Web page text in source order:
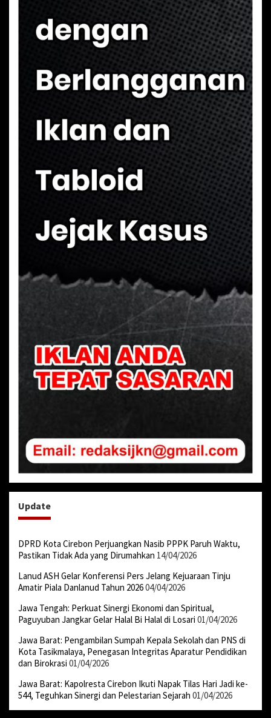
Update
DPRD Kota Cirebon Perjuangkan Nasib PPPK Paruh Waktu,
Pastikan Tidak Ada yang Dirumahkan 14/04/2026
Lanud ASH Gelar Konferensi Pers Jelang Kejuaraan Tinju
Amatir Piala Danlanud Tahun 202604/04/2026
Jawa Tengah: Perkuat Sinergi Ekonomi dan Spiritual,
Paguyuban Jangkar Gelar Halal Bi Halal di Losari 01/04/2026
Jawa Barat: Pengambilan Sumpah Kepala Sekolah dan PNS di
Kota Tasikmalaya, Penegasan Integritas Aparatur Pendidikan
dan Birokrasi 01/04/2026
Jawa Barat: Kapolresta Cirebon Ikuti Napak Tilas Hari Jadi ke-
544, Teguhkan Sinergi dan Pelestarian Sejarah 01/04/2026